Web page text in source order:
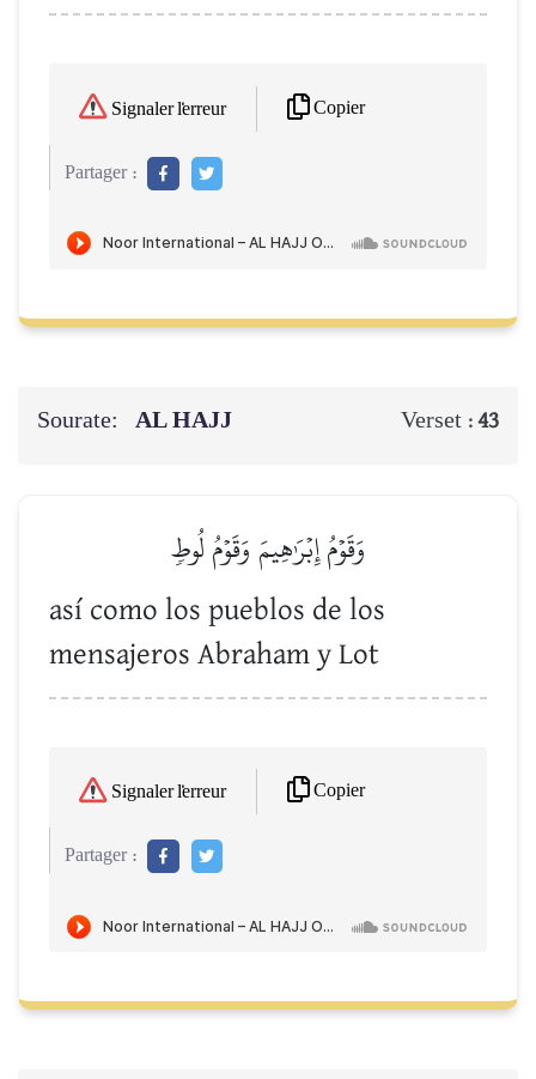
Signaler l'erreur Copier
Partager :
Sourate: AL HAJJ Verset :43
وَقَوۡمُ إِبۡرَٰهِيمَ وَقَوۡمُ لُوطٖ
así como los pueblos de los
mensajeros Abraham y Lot
Signaler l'erreur Copier
Partager :